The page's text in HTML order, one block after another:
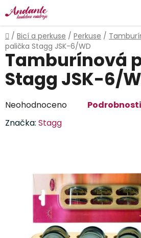
Přejít
na
obsah
Domů
/ Bicí a perkuse / Perkuse /
palička Stagg JSK-6/WD
Tamburínová
Stagg JSK-6/
Průměrné
produktu
hvězdiček.
Neohodnoceno
Značka: Stagg